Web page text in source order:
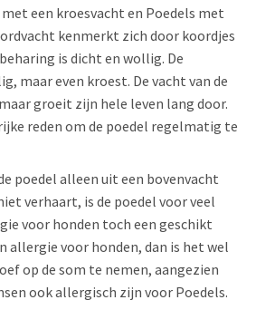
een kroesvacht en Poedels met
kenmerkt zich door koordjes
is dicht en wollig. De
maar even kroest. De vacht van de
groeit zijn hele leven lang door.
reden om de poedel regelmatig te
poedel alleen uit een bovenvacht
verhaart, is de poedel voor veel
voor honden toch een geschikt
allergie voor honden, dan is het wel
op de som te nemen, aangezien
ook allergisch zijn voor Poedels.